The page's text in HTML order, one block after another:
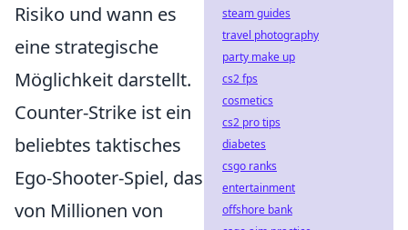
Risiko und wann es
eine strategische
Möglichkeit darstellt.
Counter-Strike ist ein
beliebtes taktisches
Ego-Shooter-Spiel, das
von Millionen von
steam guides
travel photography
party make up
cs2 fps
cosmetics
cs2 pro tips
diabetes
csgo ranks
entertainment
offshore bank